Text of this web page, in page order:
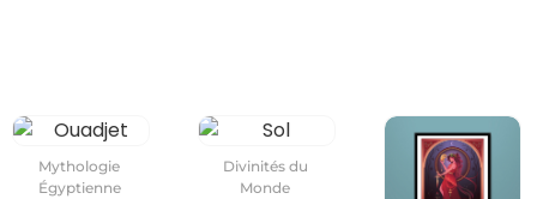
Mythologie
Égyptienne
Divinités du
Monde